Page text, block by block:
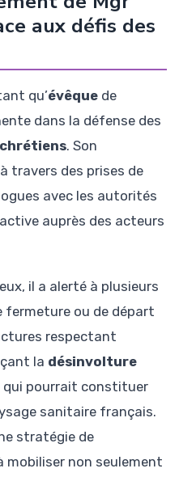
aux défis des
qu’évêque de
dans la défense des
. Son
travers des prises de
avec les autorités
auprès des acteurs
il a alerté à plusieurs
fermeture ou de départ
respectant
la désinvolture
qui pourrait constituer
sanitaire français.
stratégie de
non seulement